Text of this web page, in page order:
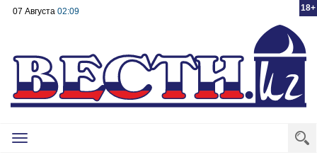
18+
07 Августа 02:09
Toggle